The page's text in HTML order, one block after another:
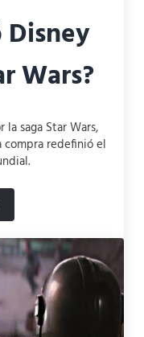
Disney
Wars?
saga Star Wars,
compra redefinió el
pagó Disney por